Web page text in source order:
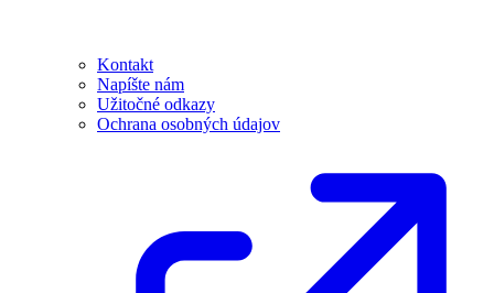
Kontakt
Napíšte nám
Užitočné odkazy
Ochrana osobných údajov